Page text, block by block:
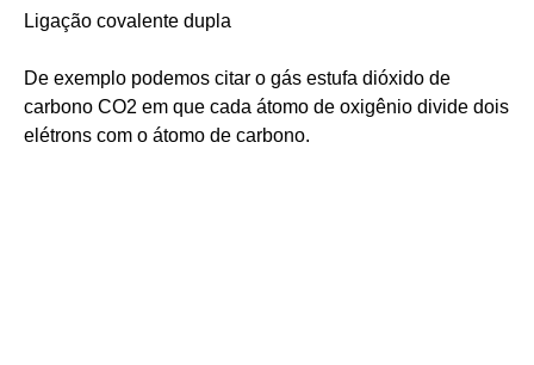
Ligação covalente dupla
De exemplo podemos citar o gás estufa dióxido de
carbono CO2 em que cada átomo de oxigênio divide dois
elétrons com o átomo de carbono.